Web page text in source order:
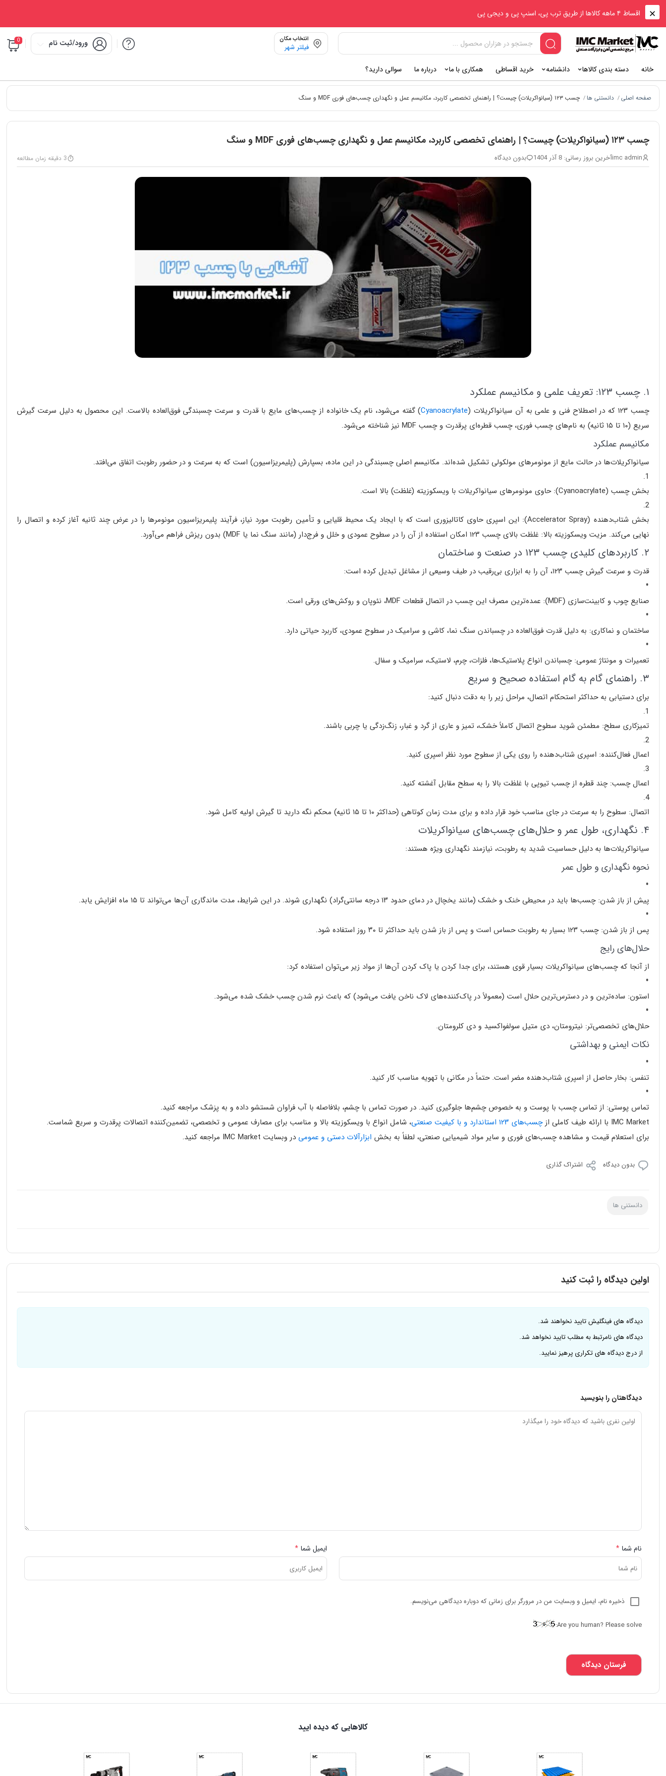
اقساط ۴ ماهه کالاها از طریق ترب پی، اسنپ پی و دیجی پی
انتخاب مکان
فیلتر شهر ورود/ثبت نام 0
خانه دسته بندی کالاها دانشنامه خرید اقساطی همکاری با ما درباره ما سوالی دارید؟
صفحه اصلی / دانستنی ها/ چسب ۱۲۳ (سیانواکریلات) چیست؟ | راهنمای تخصصی کاربرد، مکانیسم عمل و نگهداری چسب‌های فوری MDF و سنگ
چسب ۱۲۳ (سیانواکریلات) چیست؟ | راهنمای تخصصی کاربرد، مکانیسم عمل و نگهداری چسب‌های فوری MDF و سنگ
imc adminآخرین بروز رسانی: 8 آذر 1404 بدون دیدگاه 3 دقیقه زمان مطالعه
۱. چسب ۱۲۳: تعریف علمی و مکانیسم عملکرد
چسب ۱۲۳ که در اصطلاح فنی و علمی به آن سیانواکریلات (Cyanoacrylate
)گفته می‌شود، نام یک خانواده از چسب‌های مایع با قدرت و سرعت چسبندگی فوق‌العاده بالاست. این محصول به دلیل سرعت گیرش
سریع (۱۰ تا ۱۵ ثانیه) به نام‌های
چسب فوری،چسب قطره‌ای پرقدرت وچسب MDF نیز شناخته می‌شود.
مکانیسم عملکرد
سیانواکریلات‌ها در حالت مایع از مونومرهای مولکولی تشکیل شده‌اند. مکانیسم اصلی چسبندگی در این ماده، بسپارش (پلیمریزاسیون) است که به سرعت و در حضور رطوبت اتفاق می‌افتد.
بخش چسب (Cyanoacrylate): حاوی مونومرهای سیانواکریلات باویسکوزیته (غلظت) بالا است.
بخش شتاب‌دهنده (Accelerator Spray):
این اسپری حاوی کاتالیزوری است که با ایجاد یک محیط قلیایی و تأمین رطوبت مورد نیاز، فرآیند پلیمریزاسیون مونومرها را در عرض چند ثانیه آغاز کرده و اتصال را
نهایی می‌کند. مزیت ویسکوزیته بالا: غلظت بالای چسب ۱۲۳ امکان استفاده از آن را در سطوح عمودی و خلل و فرج‌دار (مانند سنگ نما یا MDF) بدون ریزش فراهم می‌آورد.
۲. کاربردهای کلیدی چسب ۱۲۳ در صنعت و ساختمان
قدرت و سرعت گیرش چسب ۱۲۳، آن را به ابزاری بی‌رقیب در طیف وسیعی از مشاغل تبدیل کرده است:
صنایع چوب و کابینت‌سازی (MDF): عمده‌ترین مصرف این چسب در اتصال قطعاتMDF، نئوپان و روکش‌های ورقی است.
ساختمان و نماکاری: به دلیل قدرت فوق‌العاده در چسباندن سنگ نما، کاشی و سرامیک در سطوح عمودی، کاربرد حیاتی دارد.
تعمیرات و مونتاژ عمومی: چسباندن انواع پلاستیک‌ها، فلزات، چرم، لاستیک، سرامیک و سفال.
۳. راهنمای گام به گام استفاده صحیح و سریع
برای دستیابی به حداکثر استحکام اتصال، مراحل زیر را به دقت دنبال کنید:
تمیزکاری سطح: مطمئن شوید سطوح اتصال کاملاًخشک، تمیز و عاری از گرد و غبار، زنگ‌زدگی یا چربی باشند.
اعمال فعال‌کننده: اسپری شتاب‌دهنده را روی یکی از سطوح مورد نظر اسپری کنید.
اعمال چسب: چند قطره ازچسب تیوپی با غلظت بالا را به سطح مقابل آغشته کنید.
اتصال: سطوح را به سرعت در جای مناسب خود قرار داده و برای مدت زمان کوتاهی (حداکثر۱۰ تا ۱۵ ثانیه ) محکم نگه دارید تا گیرش اولیه کامل شود.
۴. نگهداری، طول عمر و حلال‌های چسب‌های سیانواکریلات
سیانواکریلات‌ها به دلیل حساسیت شدید به رطوبت، نیازمند نگهداری ویژه هستند:
نحوه نگهداری و طول عمر
پیش از باز شدن: چسب‌ها باید در محیطیخنک و خشک (مانند یخچال در دمای حدود ۱۳ درجه سانتی‌گراد) نگهداری شوند. در این شرایط، مدت ماندگاری آن‌ها می‌تواند تا ۱۵ ماه افزایش یابد.
پس از باز شدن: چسب ۱۲۳ بسیار به رطوبت حساس است و پس از باز شدن باید حداکثر تا ۳۰ روز استفاده شود.
حلال‌های رایج
از آنجا که چسب‌های سیانواکریلات بسیار قوی هستند، برای جدا کردن یا پاک کردن آن‌ها از مواد زیر می‌توان استفاده کرد:
استون: ساده‌ترین و در دسترس‌ترین حلال است (معمولاً در پاک‌کننده‌های لاک ناخن یافت می‌شود) که باعث نرم شدن چسب خشک شده می‌شود.
حلال‌های تخصصی‌تر: نیترومتان، دی متیل سولفواکسید و دی کلرومتان.
نکات ایمنی و بهداشتی
تنفس: بخار حاصل از اسپری شتاب‌دهنده مضر است. حتماً در مکانی باتهویه مناسب کار کنید.
تماس پوستی: از تماس چسب با پوست و به خصوص چشم‌ها جلوگیری کنید. در صورت تماس با چشم، بلافاصله با آب فراوان شستشو داده و به پزشک مراجعه کنید.
IMC Market با ارائه طیف کاملی ازچسب‌های ۱۲۳ استاندارد و با کیفیت صنعتی
، شامل انواع با ویسکوزیته بالا و مناسب برای مصارف عمومی و تخصصی، تضمین‌کننده اتصالات پرقدرت و سریع شماست.
برای استعلام قیمت و مشاهده چسب‌های فوری و سایر مواد شیمیایی صنعتی، لطفاً به بخش ابزارآلات دستی و عمومی در وبسایت IMC Market مراجعه کنید.
بدون دیدگاه اشتراک گذاری
دانستنی ها
اولین دیدگاه را ثبت کنید
دیدگاه های فینگلیش تایید نخواهند شد.
دیدگاه های نامرتبط به مطلب تایید نخواهد شد.
از درج دیدگاه های تکراری پرهیز نمایید.
دیدگاهتان را بنویسید
نام شما * ایمیل شما *
ذخیره نام، ایمیل و وبسایت من در مرورگر برای زمانی که دوباره دیدگاهی می‌نویسم.
Are you human? Please solve:
کالاهایی که دیده ایید